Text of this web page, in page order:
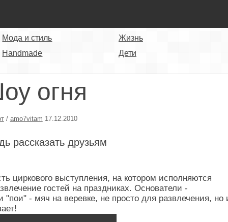
Мода и стиль
Handmade
Жизнь
Дети
огня
/ amo7vitam 17.12.2010
рассказать друзьям
циркового выступления, на котором исполняются
гостей на праздниках. Основатели -
- мяч на веревке, не просто для развлечения, но